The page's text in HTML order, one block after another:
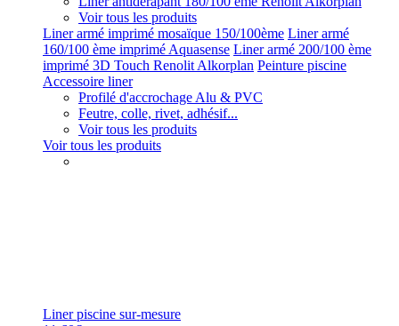
Voir tous les produits
Liner armé imprimé mosaïque 150/100ème Liner armé
160/100 ème imprimé Aquasense Liner armé 200/100 ème
imprimé 3D Touch Renolit Alkorplan Peinture piscine
Accessoire liner
Profilé d'accrochage Alu & PVC
Feutre, colle, rivet, adhésif...
Voir tous les produits
Voir tous les produits
Liner piscine sur-mesure